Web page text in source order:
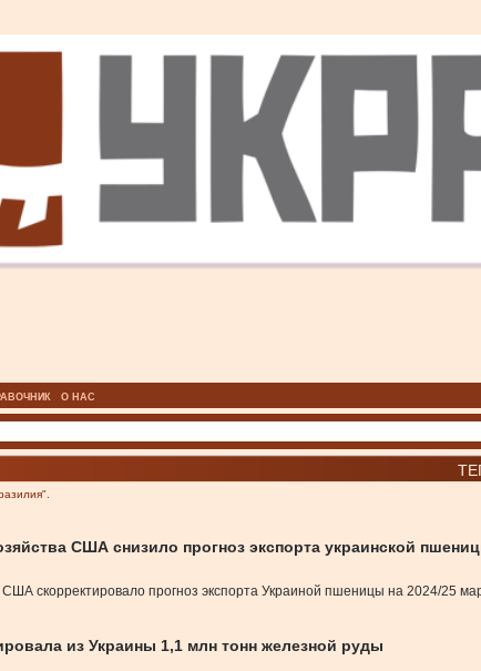
О НАС
США снизило прогноз экспорта украинской
США скорректировало прогноз экспорта Украиной пшеницы на 2024/25
из Украины 1,1 млн тонн железной руды